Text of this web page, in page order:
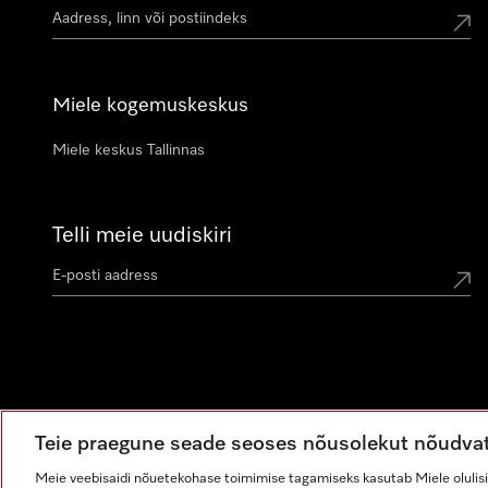
Miele kogemuskeskus
Miele keskus Tallinnas
Telli meie uudiskiri
Teie praegune seade seoses nõusolekut
Meie veebisaidi nõuetekohase toimimise tagamiseks kasutab Miele